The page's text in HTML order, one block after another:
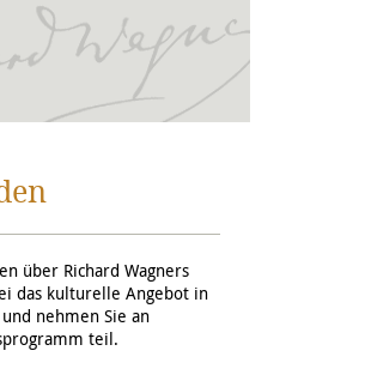
über Richard Wagners
das kulturelle Angebot in
nehmen Sie an
teil.